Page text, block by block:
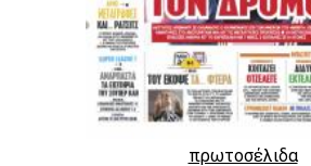
πρωτοσέλιδα